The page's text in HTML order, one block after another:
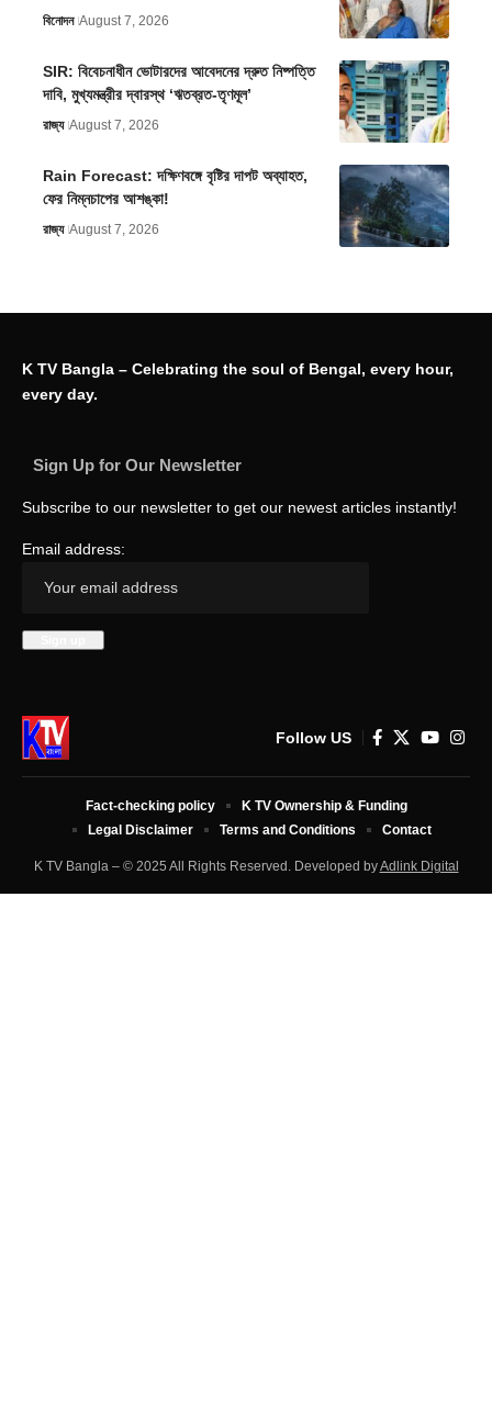
বিনোদন August 7, 2026
SIR: বিবেচনাধীন ভোটারদের আবেদনের দ্রুত নিষ্পত্তি
দাবি, মুখ্যমন্ত্রীর দ্বারস্থ ‘ঋতব্রত-তৃণমূল’
রাজ্য August 7, 2026
Rain Forecast: দক্ষিণবঙ্গে বৃষ্টির দাপট অব্যাহত,
ফের নিম্নচাপের আশঙ্কা!
রাজ্য August 7, 2026
K TV Bangla – Celebrating the soul of Bengal, every hour,
every day.
Sign Up for Our Newsletter
Subscribe to our newsletter to get our newest articles instantly!
Email address:
Follow US
K TV Bangla – © 2025 All Rights Reserved. Developed byAdlink Digital
Fact-checking policy
K TV Ownership & Funding
Legal Disclaimer
Terms and Conditions Contact